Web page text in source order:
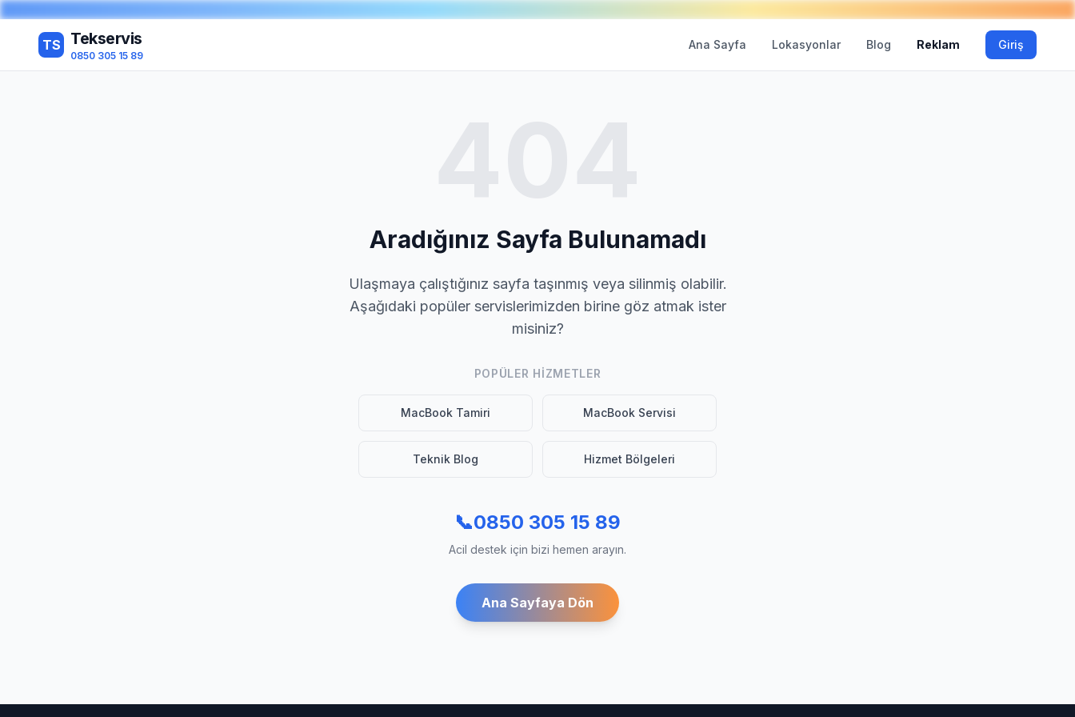
TS Tekservis
0850 305 15 89
Ana Sayfa Lokasyonlar Blog Reklam Giriş
Aradığınız Sayfa Bulunamadı
Ulaşmaya çalıştığınız sayfa taşınmış veya silinmiş olabilir.
Aşağıdaki popüler servislerimizden birine göz atmak ister
misiniz?
POPÜLER HIZMETLER
MacBook Tamiri MacBook Servisi
Teknik Blog Hizmet Bölgeleri
📞0850 305 15 89
Acil destek için bizi hemen arayın.
Ana Sayfaya Dön